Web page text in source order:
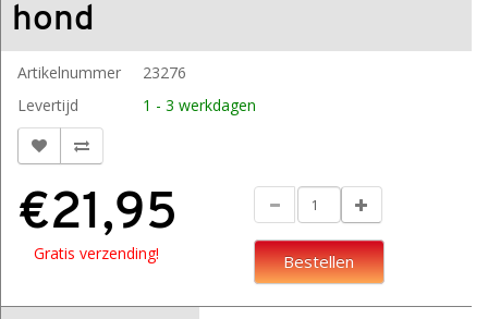
hond
Artikelnummer
23276
Levertijd
1 - 3 werkdagen
€21,95
Gratis verzending! Bestellen